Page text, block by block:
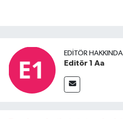
EDITÖR HAKKINDA
Editör 1 Aa